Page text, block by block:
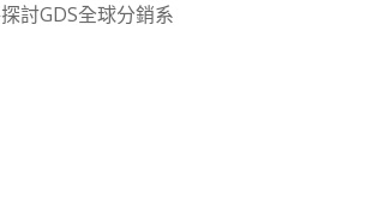
討GDS全球分銷系